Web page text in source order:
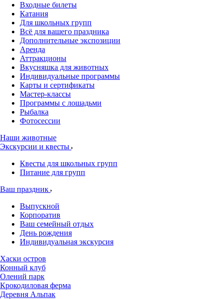
Входные билеты
Катания
Для школьных групп
Всё для вашего праздника
Дополнительные экспозиции
Аренда
Аттракционы
Вкусняшка для животных
Индивидуальные программы
Карты и сертификаты
Мастер-классы
Программы с лошадьми
Рыбалка
Фотосессии
Наши животные
Экскурсии и квесты
Квесты для школьных групп
Питание для групп
Ваш праздник
Выпускной
Корпоратив
Ваш семейный отдых
День рождения
Индивидуальная экскурсия
Хаски остров
Конный клуб
Олений парк
Крокодиловая ферма
Деревня Альпак